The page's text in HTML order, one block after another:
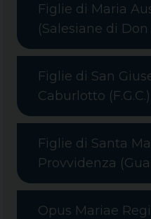
Figlie di Maria
(Salesiane di Don
Figlie di San
Caburlotto (F.G.C.)
Figlie di Santa
Provvidenza
Opus Mariae